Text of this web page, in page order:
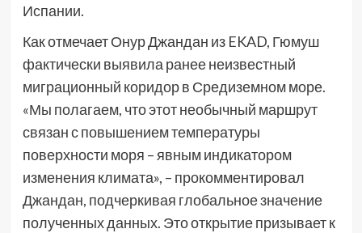
Испании.
Как отмечает Онур Джандан из EKAD, Гюмуш
фактически выявила ранее неизвестный
миграционный коридор в Средиземном море.
«Мы полагаем, что этот необычный маршрут
связан с повышением температуры
поверхности моря – явным индикатором
изменения климата», – прокомментировал
Джандан, подчеркивая глобальное значение
полученных данных. Это открытие призывает к